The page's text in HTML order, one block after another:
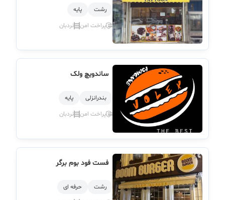
رشت
پایه
پراخت امن
نردبان
ساندویچ ولک
بندرانزلی
پایه
پراخت امن
نردبان
فست فود بوم برگر
رشت
حرفه ای